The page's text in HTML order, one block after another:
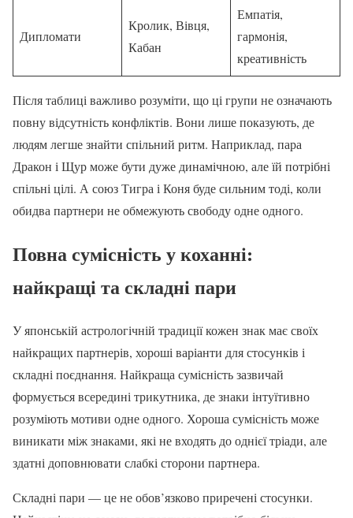
Дипломати
Кролик, Вівця,
Кабан
Емпатія,
гармонія,
креативність
Після таблиці важливо розуміти, що ці групи не означають
повну відсутність конфліктів. Вони лише показують, де
людям легше знайти спільний ритм. Наприклад, пара
Дракон і Щур може бути дуже динамічною, але їй потрібні
спільні цілі. А союз Тигра і Коня буде сильним тоді, коли
обидва партнери не обмежують свободу одне одного.
Повна сумісність у коханні:
найкращі та складні пари
У японській астрологічній традиції кожен знак має своїх
найкращих партнерів, хороші варіанти для стосунків і
складні поєднання. Найкраща сумісність зазвичай
формується всередині трикутника, де знаки інтуїтивно
розуміють мотиви одне одного. Хороша сумісність може
виникати між знаками, які не входять до однієї тріади, але
здатні доповнювати слабкі сторони партнера.
Складні пари — це не обов’язково приречені стосунки.